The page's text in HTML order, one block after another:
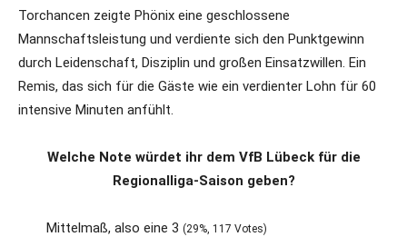
Torchancen zeigte Phönix eine geschlossene
Mannschaftsleistung und verdiente sich den Punktgewinn
durch Leidenschaft, Disziplin und großen Einsatzwillen. Ein
Remis, das sich für die Gäste wie ein verdienter Lohn für 60
intensive Minuten anfühlt.
Welche Note würdet ihr dem VfB Lübeck für die
Regionalliga-Saison geben?
Mittelmaß, also eine 3 (29%, 117 Votes)